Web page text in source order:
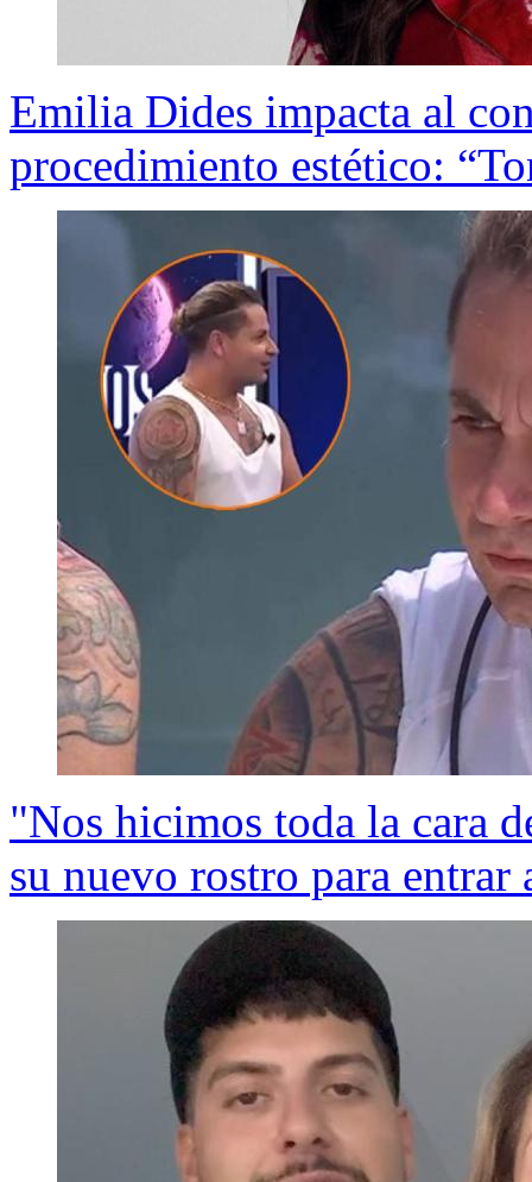
Emilia Dides impacta al
procedimiento estético:
"Nos hicimos toda la cara
su nuevo rostro para